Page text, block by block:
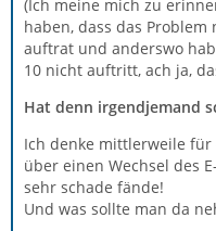
(Ich meine mich zu
haben, dass das Problem
auftrat und anderswo
10 nicht auftritt, ach ja,
Hat denn irgendjemand
Ich denke mittlerweile
über einen Wechsel des
sehr schade fände!
Und was sollte man da